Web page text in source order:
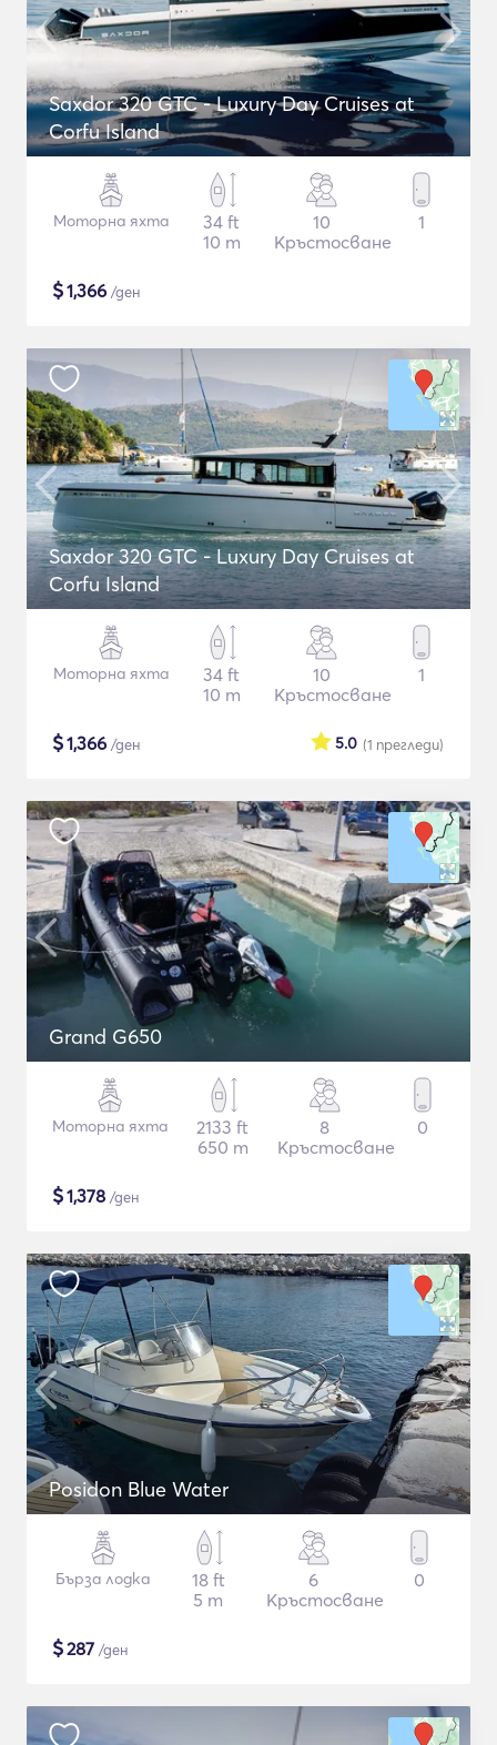
Saxdor 320 GTC - Luxury Day Cruises at
Corfu Island
Моторна яхта
34 ft
10 m
10
Кръстосване
1
$1,366 /ден
Saxdor 320 GTC - Luxury Day Cruises at
Corfu Island
Моторна яхта
34 ft
10 m
10
Кръстосване
1
$1,366 /ден (1 прегледи)
5.0
Grand G650
Моторна яхта
2133 ft
650 m
8
Кръстосване
0
$1,378 /ден
Posidon Blue Water
Бърза лодка
18 ft
5 m
6
Кръстосване
0
$287 /ден